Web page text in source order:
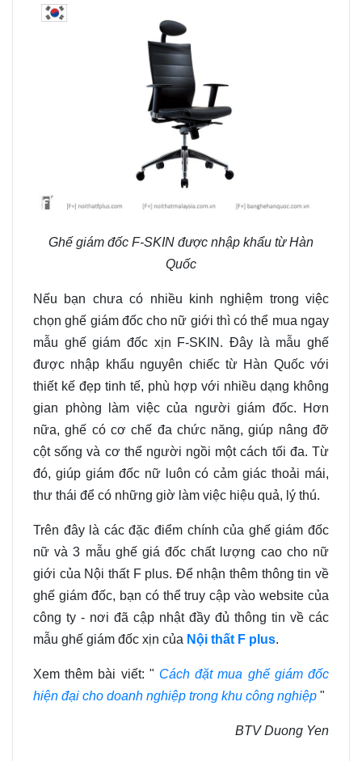
Ghế giám đốc F-SKIN được nhập khẩu từ Hàn
Quốc
Nếu bạn chưa có nhiều kinh nghiệm trong việc
chọn ghế giám đốc cho nữ giới thì có thể mua ngay
mẫu ghế giám đốc xịn F-SKIN. Đây là mẫu ghế
được nhập khẩu nguyên chiếc từ Hàn Quốc với
thiết kế đẹp tinh tế, phù hợp với nhiều dạng không
gian phòng làm việc của người giám đốc. Hơn
nữa, ghế có cơ chế đa chức năng, giúp nâng đỡ
cột sống và cơ thể người ngồi một cách tối đa. Từ
đó, giúp giám đốc nữ luôn có cảm giác thoải mái,
thư thái để có những giờ làm việc hiệu quả, lý thú.
Trên đây là các đặc điểm chính của ghế giám đốc
nữ và 3 mẫu ghế giá đốc chất lượng cao cho nữ
giới của Nội thất F plus. Để nhận thêm thông tin về
ghế giám đốc, bạn có thể truy cập vào website của
công ty - nơi đã cập nhật đầy đủ thông tin về các
mẫu ghế giám đốc xịn của Nội thất F plus.
Xem thêm bài viết: " Cách đặt mua ghế giám đốc
hiện đại cho doanh nghiệp trong khu công nghiệp "
BTV Duong Yen